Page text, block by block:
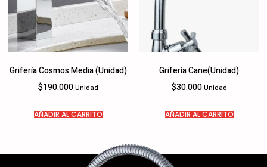
Grifería Cosmos Media (Unidad)
$190.000Unidad
AÑADIR AL CARRITO
Grifería Cane(Unidad)
$30.000Unidad
AÑADIR AL CARRITO